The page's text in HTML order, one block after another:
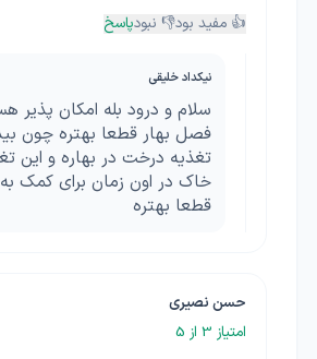
👍 مفید بود👎 نبودپاسخ
نیکداد خلیقی
سلام و درود بله امکان پذیر
فصل بهار قطعا بهتره چون
تغذیه درخت در بهاره و این
خاک در اون زمان برای کمک
قطعا بهتره
حسن نصیری
امتیاز 3 از 5